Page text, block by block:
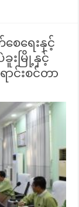
စေရေးနှင့်
းမြို့နှင့်
င်းစင်တာ